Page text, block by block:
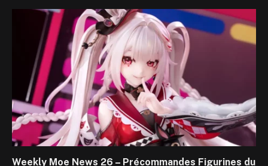
Weekly Moe News 26 – Précommandes Figurines du